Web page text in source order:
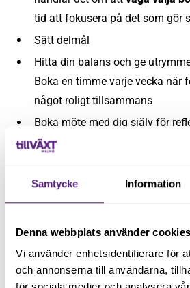
Samtycke Information
Denna webbplats använder cookies
Vi använder enhetsidentifierare för
och annonserna till användarna,
tid att fokusera på det som gör
Sätt delmål
Hitta din balans och ge
Boka en timme varje vecka när
något roligt tillsammans
Boka möte med dig själv för
återhämtning i kalendern
Fira framgångarna längs med
målet är lika viktiga - har du inte